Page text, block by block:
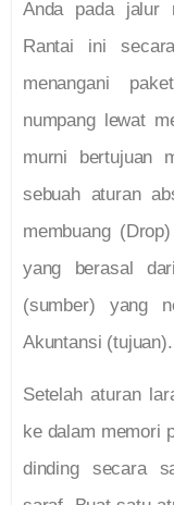
Anda pada jalur
Rantai ini
menangani
numpang lewat
murni bertujuan
sebuah aturan
membuang
yang berasal
(sumber) yang
Akuntansi (tujuan).
Setelah aturan
ke dalam memori
dinding secara